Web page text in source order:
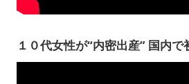
１０代女性が“内密出産” 国内で